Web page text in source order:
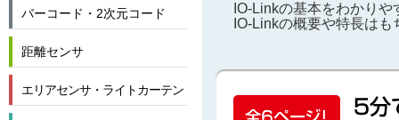
バーコード・2次元コード
距離センサ
エリアセンサ・ライトカーテン
IO-Linkの基本をわかり
IO-Linkの概要や特長は